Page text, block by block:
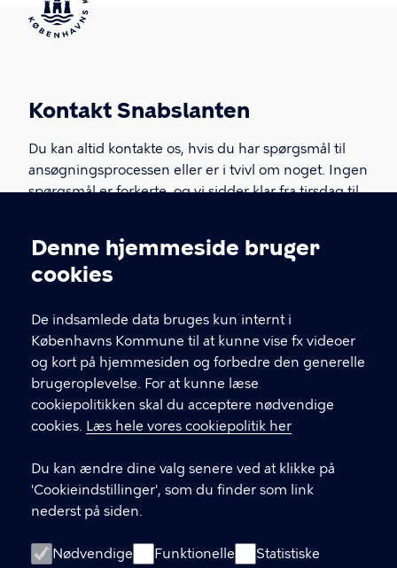
Cookieindstillinger
Denne hjemmeside bruger
cookies
De indsamlede data bruges kun internt i
Københavns Kommune til at kunne vise fx videoer
og kort på hjemmesiden og forbedre den generelle
brugeroplevelse. For at kunne læse
cookiepolitikken skal du acceptere nødvendige
cookies. Læs hele vores cookiepolitik her
Du kan ændre dine valg senere ved at klikke på
'Cookieindstillinger', som du finder som link
nederst på siden.
Nødvendige Funktionelle Statistiske
Kontakt Snabslanten
Du kan altid kontakte os, hvis du har spørgsmål til
ansøgningsprocessen eller er i tvivl om noget. Ingen
spørgsmål er forkerte, og vi sidder klar fra tirsdag til
KONTAKTINFORMATIONER
29412671
Telefonens åbningstider
Tirsdag: 10-17
Onsdag: 10-15
Københavns Kommune
Kultur- og Fritidsforvaltningen
1602 København V